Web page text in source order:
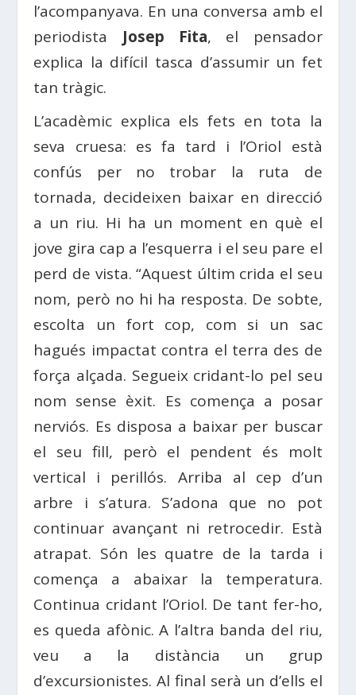
l’acompanyava. En una conversa amb el
periodista Josep Fita, el pensador
explica la difícil tasca d’assumir un fet
tan tràgic.
L’acadèmic explica els fets en tota la
seva cruesa: es fa tard i l’Oriol està
confús per no trobar la ruta de
tornada, decideixen baixar en direcció
a un riu. Hi ha un moment en què el
jove gira cap a l’esquerra i el seu pare el
perd de vista. “Aquest últim crida el seu
nom, però no hi ha resposta. De sobte,
escolta un fort cop, com si un sac
hagués impactat contra el terra des de
força alçada. Segueix cridant-lo pel seu
nom sense èxit. Es comença a posar
nerviós. Es disposa a baixar per buscar
el seu fill, però el pendent és molt
vertical i perillós. Arriba al cep d’un
arbre i s’atura. S’adona que no pot
continuar avançant ni retrocedir. Està
atrapat. Són les quatre de la tarda i
comença a abaixar la temperatura.
Continua cridant l’Oriol. De tant fer-ho,
es queda afònic. A l’altra banda del riu,
veu a la distància un grup
d’excursionistes. Al final serà un d’ells el